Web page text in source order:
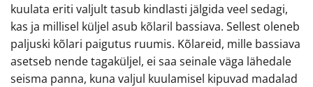
kuulata eriti valjult tasub kindlasti jälgida veel sedagi,
kas ja millisel küljel asub kõlaril bassiava. Sellest oleneb
paljuski kõlari paigutus ruumis. Kõlareid, mille bassiava
asetseb nende tagaküljel, ei saa seinale väga lähedale
seisma panna, kuna valjul kuulamisel kipuvad madalad